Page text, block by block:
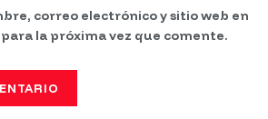
correo electrónico y sitio web en
la próxima vez que comente.